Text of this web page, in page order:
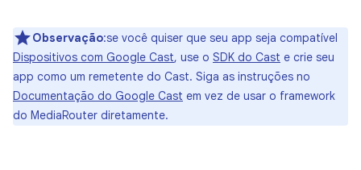
Observação:se você quiser que seu app seja compatível
Dispositivos com Google Cast, use o SDK do Cast e crie seu
app como um remetente do Cast. Siga as instruções no
Documentação do Google Cast em vez de usar o framework
do MediaRouter diretamente.